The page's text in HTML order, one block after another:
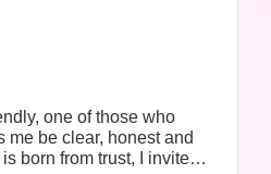
one of those who
me be clear, honest and
born from trust, I invite